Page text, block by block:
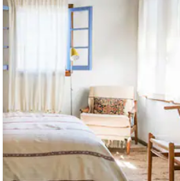
se strelicama prema gore i prema